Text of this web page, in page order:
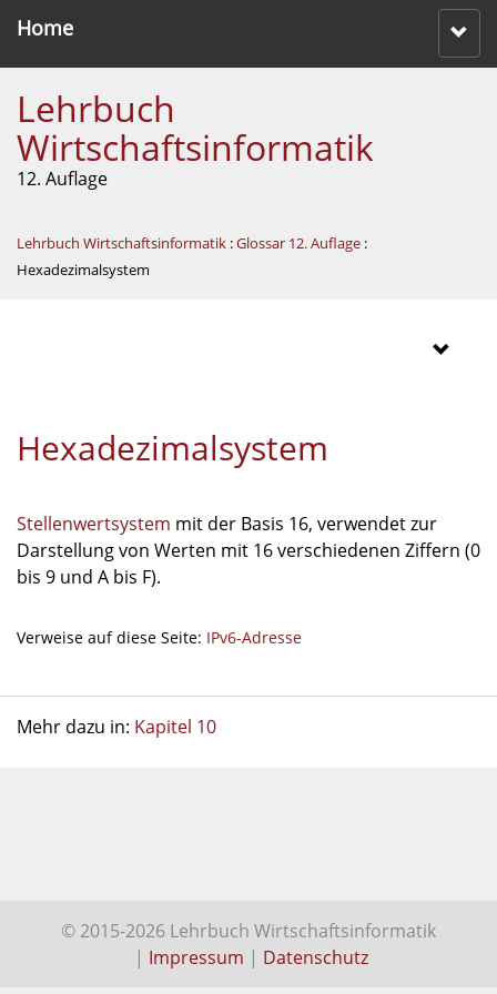
Home
Lehrbuch
Wirtschaftsinformatik
12. Auflage
Lehrbuch Wirtschaftsinformatik :Glossar 12. Auflage :
Hexadezimalsystem
Hexadezimalsystem
Stellenwertsystem mit der Basis 16, verwendet zur
Darstellung von Werten mit 16 verschiedenen Ziffern (0
bis 9 und A bis F).
Verweise auf diese Seite: IPv6-Adresse
Mehr dazu in: Kapitel 10
© 2015-2026 Lehrbuch Wirtschaftsinformatik
| Impressum | Datenschutz